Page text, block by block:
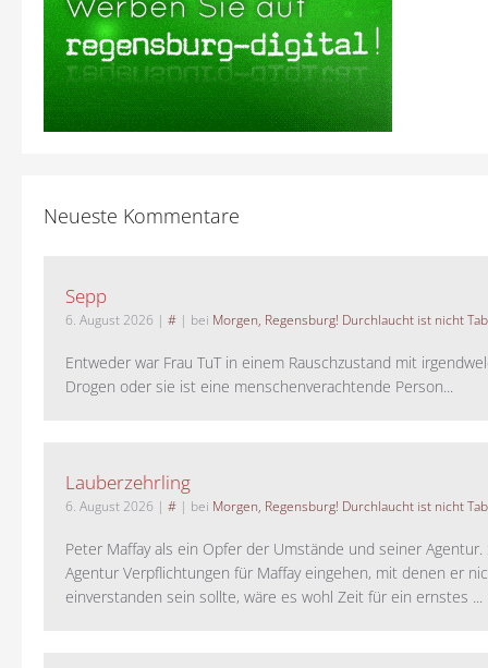
Neueste Kommentare
Sepp
6. August 2026 | # | bei Morgen, Regensburg! Durchlaucht ist nicht
Entweder war Frau TuT in einem Rauschzustand mit
Drogen oder sie ist eine menschenverachtende Person...
Lauberzehrling
6. August 2026 | # | bei Morgen, Regensburg! Durchlaucht ist nicht
Peter Maffay als ein Opfer der Umstände und seiner Agentur.
Agentur Verpflichtungen für Maffay eingehen, mit denen er
einverstanden sein sollte, wäre es wohl Zeit für ein ernstes ...